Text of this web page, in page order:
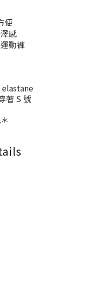
便
感
動褲
著 S 號